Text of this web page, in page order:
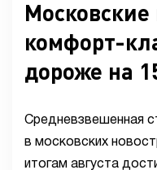
Московские
комфорт-
дороже на
Средневзвешенная
в московских
итогам августа